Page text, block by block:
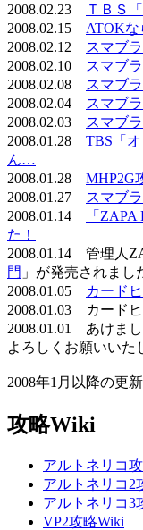
2008.02.23
ＴＢＳ
2008.02.15 ATOKな
2008.02.12
スマブ
2008.02.10
スマブ
2008.02.08
スマブ
2008.02.04
スマブ
2008.02.03
スマブ
2008.01.28 TBS「
ん…
2008.01.28 MHP2G
2008.01.27
スマブ
2008.01.14
「
た！
2008.01.14 管理人
門 」が発売されまし
2008.01.05
カード
2008.01.03 カード
2008.01.01 あけま
よろしくお願いいた
2008年1月以降の更
攻略Wiki
アルトネリコ
アルトネリコ2
アルトネリコ3
VP2攻略Wiki